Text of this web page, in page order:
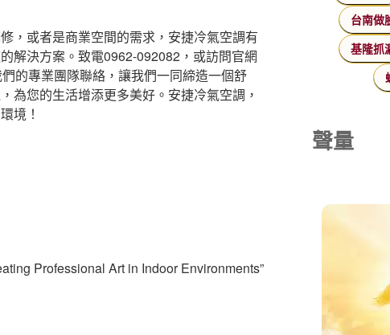
，或者是商業空間的需求，安捷冷氣空調有
解決方案。致電0962-092082，或訪問官網
的專業團隊聯絡，讓我們一同締造一個舒
為您的生活增添更多美好。安捷冷氣空調，
境！
Professional Art in Indoor Environments”
台南做
基隆抓
聲量